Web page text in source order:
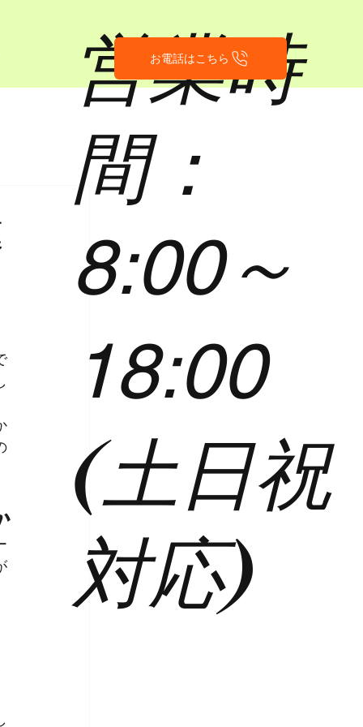
営業時
間：
8:00～
18:00
(土日祝
対応)
お電話はこちら